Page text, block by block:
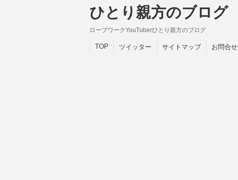
ひとり親方のブログ
ロープワークYouTuberひとり親方のブログ
TOP ツイッター サイトマップ お問合せ